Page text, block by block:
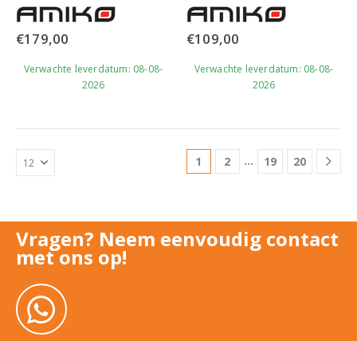
€179,00
Verwachte leverdatum: 08-08-
2026
€109,00
Verwachte leverdatum: 08-08-
2026
1 2 … 19 20
Vragen? Neem eenvoudig contact
met ons op!